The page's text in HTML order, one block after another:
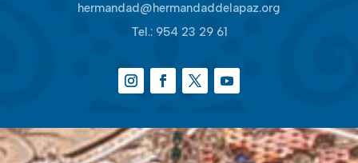
hermandad@hermandaddelapaz.org
Tel.: 954 23 29 61